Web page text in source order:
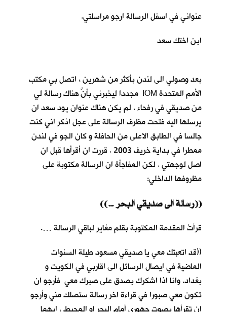
عنواني في اسفل الرسالة ارجو مراسلتي.
ابن اختك سعد
بعد وصولي الى لندن بأكثر من شهرين ، اتصل بي مكتب
الأمم المتحدة IOM مجددا ليخبرني بأنَّ هناك رسالة لي
من صديقي في رفحاء . لم يكن هناك عنوان يود سعد ان
يرسلها اليه فتحت مظرف الرسالة على عجل اذكر اني كنت
جالسا في الطابق الاعلى من الحافلة و كان الجو في لندن
ممطرا في بداية خريف 2003 . قررت ان أقرأها قبل ان
اصل لوجهتي . لكن المفاجأة ان الرسالة مكتوبة على
مظروفها الداخلي:
((… رسالة الى صديقي البحر))
قرأتُ المقدمة المكتوبة بقلم مغاير لباقي الرسالة ….
((قد اتعبتك معي يا صديقي مسعود طيلة السنوات
الماضية في ايصال الرسائل الى اقاربي في الكويت و
بغداد. وانا اذا اشكرك بصدق على صبرك معي فأرجو ان
تكون معي صبورا في قراءة اخر رسالة ستصلك مني وأرجو